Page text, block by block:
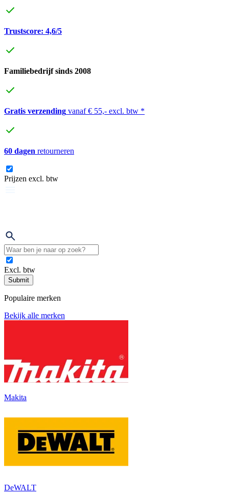
Trustscore: 4,6/5
Familiebedrijf sinds 2008
Gratis verzending vanaf € 55,- excl. btw *
60 dagen retourneren
Prijzen excl. btw
Excl. btw
Submit
Populaire merken
Bekijk alle merken
Makita
DeWALT